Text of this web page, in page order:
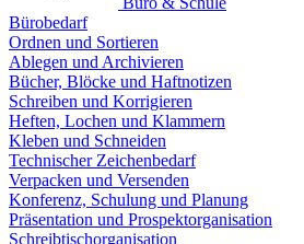
Bürobedarf
Ordnen und Sortieren
Ablegen und Archivieren
Bücher, Blöcke und Haftnotizen
Schreiben und Korrigieren
Heften, Lochen und Klammern
Kleben und Schneiden
Technischer Zeichenbedarf
Verpacken und Versenden
Konferenz, Schulung und Planung
Präsentation und Prospektorganisation
Schreibtischorganisation